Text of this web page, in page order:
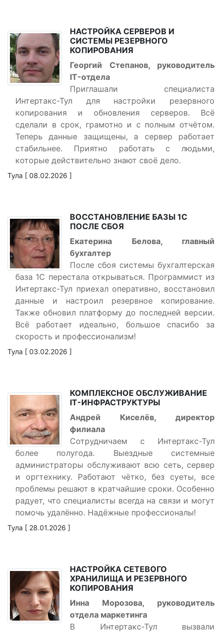
НАСТРОЙКА СЕРВЕРОВ И
СИСТЕМЫ РЕЗЕРВНОГО
КОПИРОВАНИЯ
Георгий Степанов, руководитель
IT-отдела
Приглашали специалиста
Интертакс-Тул для настройки резервного
копирования и обновления серверов. Всё
сделали в срок, грамотно и с полным отчётом.
Теперь данные защищены, а сервер работает
стабильнее. Приятно работать с людьми,
которые действительно знают своё дело.
Тула [ 08.02.2026 ]
ВОССТАНОВЛЕНИЕ БАЗЫ 1С
ПОСЛЕ СБОЯ
Екатерина Белова, главный
бухгалтер
После сбоя системы бухгалтерская
база 1С перестала открываться. Программист из
Интертакс-Тул приехал оперативно, восстановил
данные и настроил резервное копирование.
Также обновил платформу до последней версии.
Всё работает идеально, большое спасибо за
скорость и профессионализм!
Тула [ 03.02.2026 ]
КОМПЛЕКСНОЕ ОБСЛУЖИВАНИЕ
IT-ИНФРАСТРУКТУРЫ
Андрей Киселёв, директор
филиала
Сотрудничаем с Интертакс-Тул
более полугода. Выездные системные
администраторы обслуживают всю сеть, сервер
и оргтехнику. Работают чётко, без суеты, все
проблемы решают в кратчайшие сроки. Особенно
радует, что специалисты всегда на связи и могут
помочь удалённо. Надёжные профессионалы!
Тула [ 28.01.2026 ]
НАСТРОЙКА СЕТЕВОГО
ХРАНИЛИЩА И РЕЗЕРВНОГО
КОПИРОВАНИЯ
Инна Морозова, руководитель
отдела маркетинга
В Интертакс-Тул вызвали